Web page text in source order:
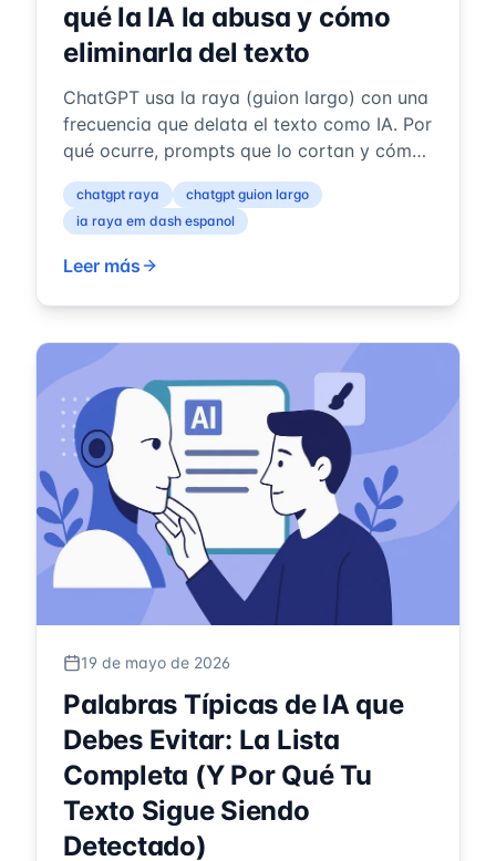
qué la IA la abusa y cómo
eliminarla del texto
ChatGPT usa la raya (guion largo) con una
frecuencia que delata el texto como IA. Por
qué ocurre, prompts que lo cortan y cómo
limpiar texto ya generado.
chatgpt raya
chatgpt guion largo
ia raya em dash espanol
Leer más
19 de mayo de 2026
Palabras Típicas de IA que
Debes Evitar: La Lista
Completa (Y Por Qué Tu
Texto Sigue Siendo
Detectado)